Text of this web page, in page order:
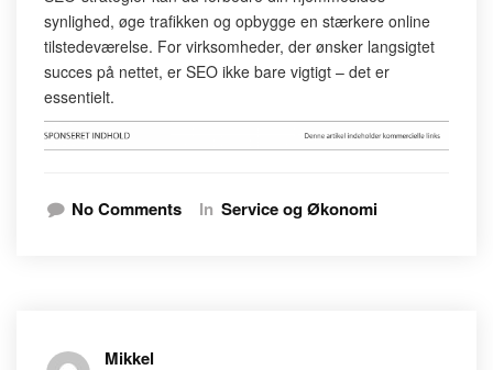
synlighed, øge trafikken og opbygge en stærkere online
tilstedeværelse. For virksomheder, der ønsker langsigtet
succes på nettet, er SEO ikke bare vigtigt – det er
essentielt.
No Comments In Service og Økonomi
Mikkel